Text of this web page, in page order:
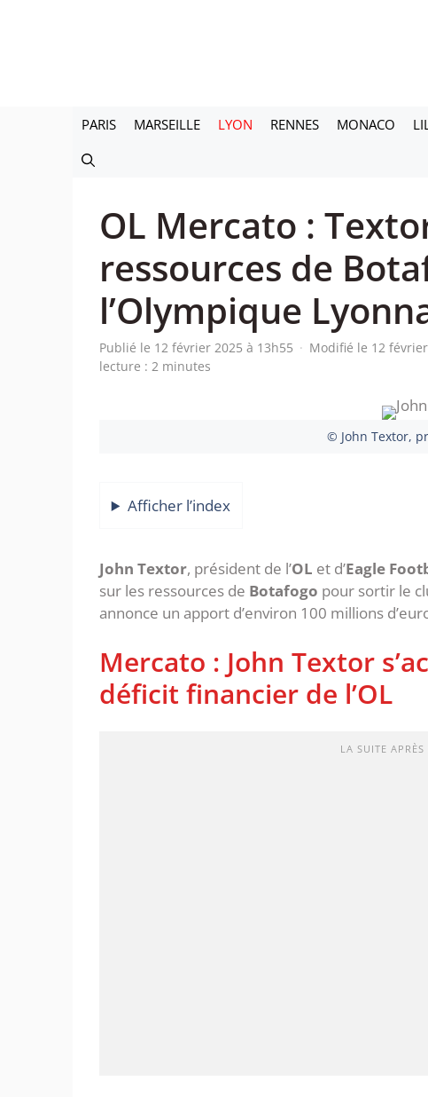
PARIS MARSEILLE LYON RENNES MONACO
OL Mercato :
ressources de
l’Olympique
Publié le 12 février 2025 à 13h55 · Modifié le 12
lecture : 2 minutes
© John Textor,
Afficher l’index
John Textor, président de l’OL et d’Eagle
sur les ressources de Botafogo pour sortir le
annonce un apport d’environ 100 millions
Mercato : John Textor
déficit financier de l’OL
LA SUITE